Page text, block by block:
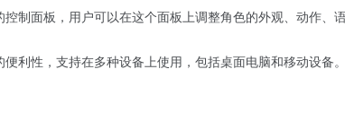
制面板，用户可以在这个面板上调整角色的外观、动作
利性，支持在多种设备上使用，包括桌面电脑和移动设备